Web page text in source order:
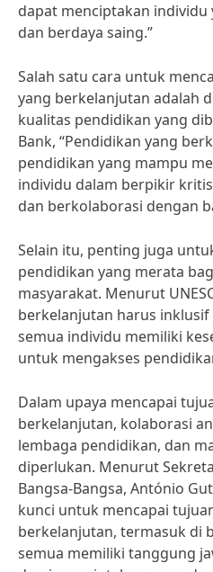
dapat menciptakan individu
dan berdaya saing.”
Salah satu cara untuk
yang berkelanjutan adalah
kualitas pendidikan yang
Bank, “Pendidikan yang
pendidikan yang mampu
individu dalam berpikir
dan berkolaborasi dengan
Selain itu, penting juga
pendidikan yang merata
masyarakat. Menurut
berkelanjutan harus
semua individu memiliki
untuk mengakses
Dalam upaya mencapai
berkelanjutan, kolaborasi
lembaga pendidikan, dan
diperlukan. Menurut
Bangsa-Bangsa, António
kunci untuk mencapai
berkelanjutan, termasuk di
semua memiliki tanggung